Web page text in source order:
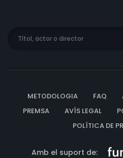
METODOLOGIA FAQ
PREMSA
AVÍS LEGAL
POLÍTICA DE
Amb el suport de: